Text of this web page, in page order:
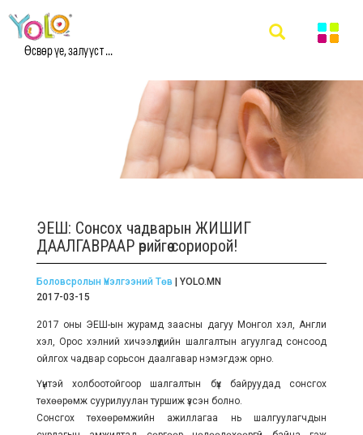
Өсвөр үе, залууст ...
ЭЕШ: Сонсох чадварын ЖИШИГ
ДААЛГАВРААР өөрийгөө сориорой!
Боловсролын Үнэлгээний Төв | YOLO.MN
2017-03-15
2017 оны ЭЕШ-ын журамд заасны дагуу Монгол хэл, Англи
хэл, Орос хэлний хичээлүүдийн шалгалтын агуулгад сонсоод
ойлгох чадвар сорьсон даалгавар нэмэгдэж орно.
Үүнтэй холбоотойгоор шалгалтын бүх байруудад сонсгох
төхөөрөмж суурилуулан туршиж үзсэн болно.
Сонсгох төхөөрөмжийн ажиллагаа нь шалгуулагчдын